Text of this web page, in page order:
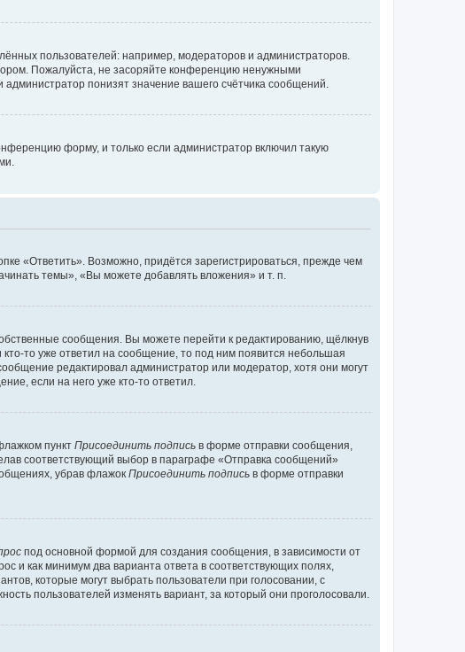
пользователей: например, модераторов и администраторов.
Пожалуйста, не засоряйте конференцию ненужными
понизят значение вашего счётчика сообщений.
форму, и только если администратор включил такую
«Ответить». Возможно, придётся зарегистрироваться, прежде чем
темы», «Вы можете добавлять вложения» и т. п.
сообщения. Вы можете перейти к редактированию, щёлкнув
то уже ответил на сообщение, то под ним появится небольшая
редактировал администратор или модератор, хотя они могут
если на него уже кто-то ответил.
пункт Присоединить подпись в форме отправки сообщения,
соответствующий выбор в параграфе «Отправка сообщений»
убрав флажок Присоединить подпись в форме отправки
под основной формой для создания сообщения, в зависимости от
и как минимум два варианта ответа в соответствующих полях,
которые могут выбрать пользователи при голосовании, с
пользователей изменять вариант, за который они проголосовали.